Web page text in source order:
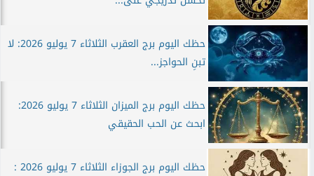
حظك اليوم برج العقرب الثلاثاء 7 يوليو 2026: لا
تبنِ الحواجز...
حظك اليوم برج الميزان الثلاثاء 7 يوليو 2026:
ابحث عن الحب الحقيقي
حظك اليوم برج الجوزاء الثلاثاء 7 يوليو 2026 :